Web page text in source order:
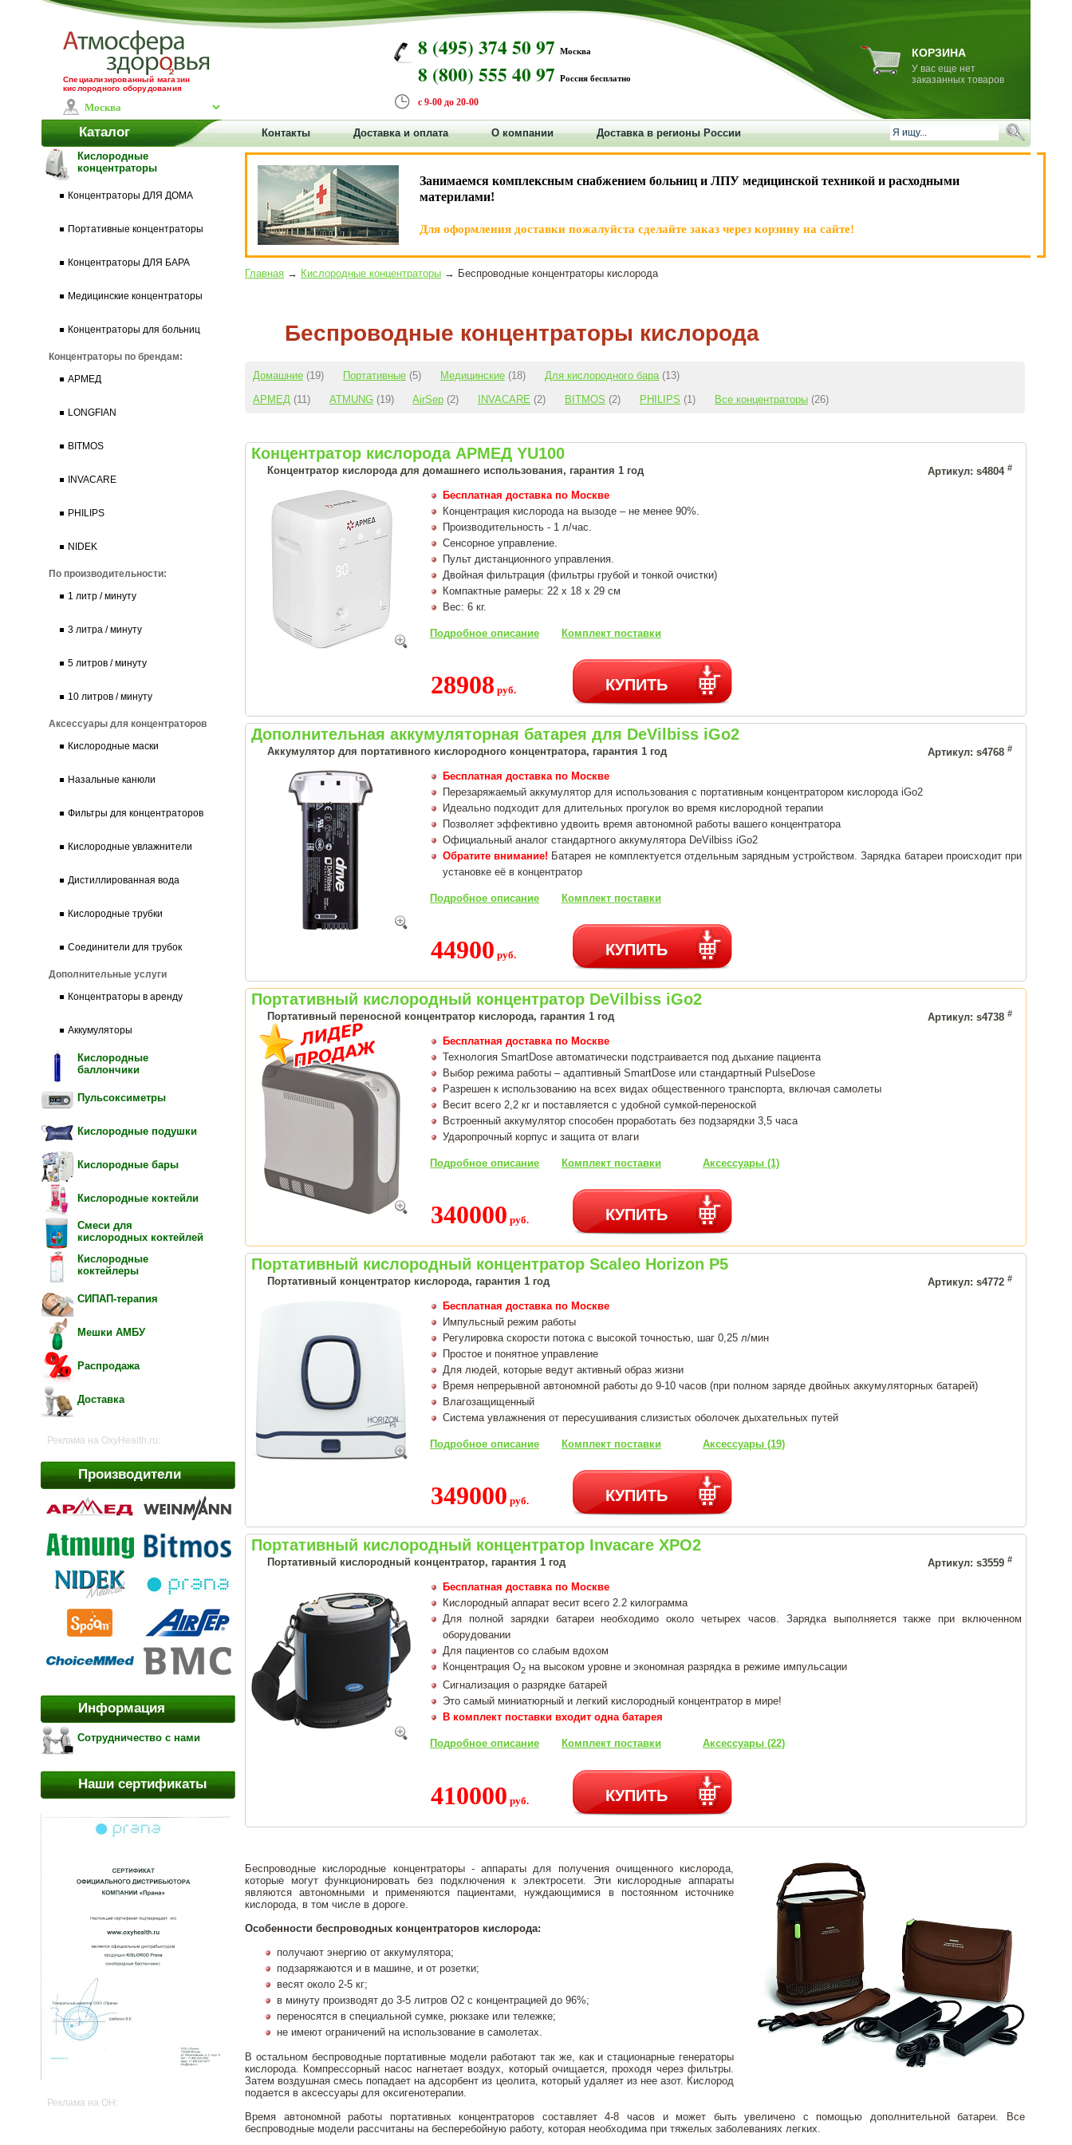
Специализированный магазин
кислородного оборудования
8 (495) 374 50 97 Москва
8 (800) 555 40 97 Россия бесплатно
с 9-00 до 20-00
КОРЗИНА
У вас еще нет
заказанных товаров
Каталог Контакты Доставка и оплата О компании
Доставка в регионы России
Кислородные
концентраторы
Концентраторы ДЛЯ ДОМА
Портативные концентраторы
Концентраторы ДЛЯ БАРА
Медицинские концентраторы
Концентраторы для больниц
Концентраторы по брендам:
АРМЕД
LONGFIAN
BITMOS
INVACARE
PHILIPS
NIDEK
По производительности:
1 литр / минуту
3 литра / минуту
5 литров / минуту
10 литров / минуту
Аксессуары для концентраторов
Кислородные маски
Назальные канюли
Фильтры для концентраторов
Кислородные увлажнители
Дистиллированная вода
Кислородные трубки
Соединители для трубок
Дополнительные услуги
Концентраторы в аренду
Аккумуляторы
Кислородные
баллончики
Пульсоксиметры
Кислородные подушки
Кислородные бары
Кислородные коктейли
Смеси для
кислородных коктейлей
Кислородные
коктейлеры
СИПАП-терапия
Мешки АМБУ
Распродажа
Доставка
Реклама на OxyHealth.ru:
Производители
Информация
Сотрудничество с нами
Наши сертификаты
Реклама на OH:
Занимаемся комплексным снабжением больниц и ЛПУ медицинской техникой и расходными
материлами!
Для оформления доставки пожалуйста сделайте заказ через корзину на сайте!
Главная → Кислородные концентраторы → Беспроводные концентраторы кислорода
Беспроводные концентраторы кислорода
Домашние (19) Портативные (5) Медицинские (18) Для кислородного бара (13)
АРМЕД (11) ATMUNG (19) AirSep (2) INVACARE (2) BITMOS (2) PHILIPS (1) Все концентраторы (26)
Концентратор кислорода АРМЕД YU100
Концентратор кислорода для домашнего использования, гарантия 1 год Артикул: s4804 #
Бесплатная доставка по Москве
Концентрация кислорода на вызоде – не менее 90%.
Производительность - 1 л/час.
Сенсорное управление.
Пульт дистанционного управления.
Двойная фильтрация (фильтры грубой и тонкой очистки)
Компактные рамеры: 22 x 18 x 29 см
Вес: 6 кг.
Подробное описание Комплект поставки
28908 руб. КУПИТЬ
Дополнительная аккумуляторная батарея для DeVilbiss iGo2
Аккумулятор для портативного кислородного концентратора, гарантия 1 год Артикул: s4768 #
Бесплатная доставка по Москве
Перезаряжаемый аккумулятор для использования с портативным концентратором кислорода iGo2
Идеально подходит для длительных прогулок во время кислородной терапии
Позволяет эффективно удвоить время автономной работы вашего концентратора
Официальный аналог стандартного аккумулятора DeVilbiss iGo2
Обратите внимание! Батарея не комплектуется отдельным зарядным устройством. Зарядка батареи происходит при
установке её в концентратор
Подробное описание Комплект поставки
44900 руб. КУПИТЬ
Портативный кислородный концентратор DeVilbiss iGo2
Портативный переносной концентратор кислорода, гарантия 1 год Артикул: s4738 #
Бесплатная доставка по Москве
Технология SmartDose автоматически подстраивается под дыхание пациента
Выбор режима работы – адаптивный SmartDose или стандартный PulseDose
Разрешен к использованию на всех видах общественного транспорта, включая самолеты
Весит всего 2,2 кг и поставляется с удобной сумкой-переноской
Встроенный аккумулятор способен проработать без подзарядки 3,5 часа
Ударопрочный корпус и защита от влаги
Подробное описание Комплект поставки Аксессуары (1)
340000 руб. КУПИТЬ
Портативный кислородный концентратор Scaleo Horizon P5
Портативный концентратор кислорода, гарантия 1 год Артикул: s4772 #
Бесплатная доставка по Москве
Импульсный режим работы
Регулировка скорости потока с высокой точностью, шаг 0,25 л/мин
Простое и понятное управление
Для людей, которые ведут активный образ жизни
Время непрерывной автономной работы до 9-10 часов (при полном заряде двойных аккумуляторных батарей)
Влагозащищенный
Система увлажнения от пересушивания слизистых оболочек дыхательных путей
Подробное описание Комплект поставки Аксессуары (19)
349000 руб. КУПИТЬ
Портативный кислородный концентратор Invacare XPO2
Портативный кислородный концентратор, гарантия 1 год Артикул: s3559 #
Бесплатная доставка по Москве
Кислородный аппарат весит всего 2.2 килограмма
Для полной зарядки батареи необходимо около четырех часов. Зарядка выполняется также при включенном
оборудовании
Для пациентов со слабым вдохом
Концентрация О2 на высоком уровне и экономная разрядка в режиме импульсации
Сигнализация о разрядке батарей
Это самый миниатюрный и легкий кислородный концентратор в мире!
В комплект поставки входит одна батарея
Подробное описание Комплект поставки Аксессуары (22)
410000 руб. КУПИТЬ
Беспроводные кислородные концентраторы - аппараты для получения очищенного кислорода,
которые могут функционировать без подключения к электросети. Эти кислородные аппараты
являются автономными и применяются пациентами, нуждающимися в постоянном источнике
кислорода, в том числе в дороге.
Особенности беспроводных концентраторов кислорода:
получают энергию от аккумулятора;
подзаряжаются и в машине, и от розетки;
весят около 2-5 кг;
в минуту производят до 3-5 литров О2 с концентрацией до 96%;
переносятся в специальной сумке, рюкзаке или тележке;
не имеют ограничений на использование в самолетах.
В остальном беспроводные портативные модели работают так же, как и стационарные генераторы
кислорода. Компрессорный насос нагнетает воздух, который очищается, проходя через фильтры.
Затем воздушная смесь попадает на адсорбент из цеолита, который удаляет из нее азот. Кислород
подается в аксессуары для оксигенотерапии.
Время автономной работы портативных концентраторов составляет 4-8 часов и может быть увеличено с помощью дополнительной батареи. Все
беспроводные модели рассчитаны на бесперебойную работу, которая необходима при тяжелых заболеваниях легких.